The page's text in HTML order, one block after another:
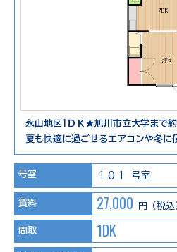
永山地区1ＤＫ★旭川市立大学まで約
夏も快適に過ごせるエアコンや冬
号室 １０１ 号室
賃料 27,000 円（税込
間取 1DK